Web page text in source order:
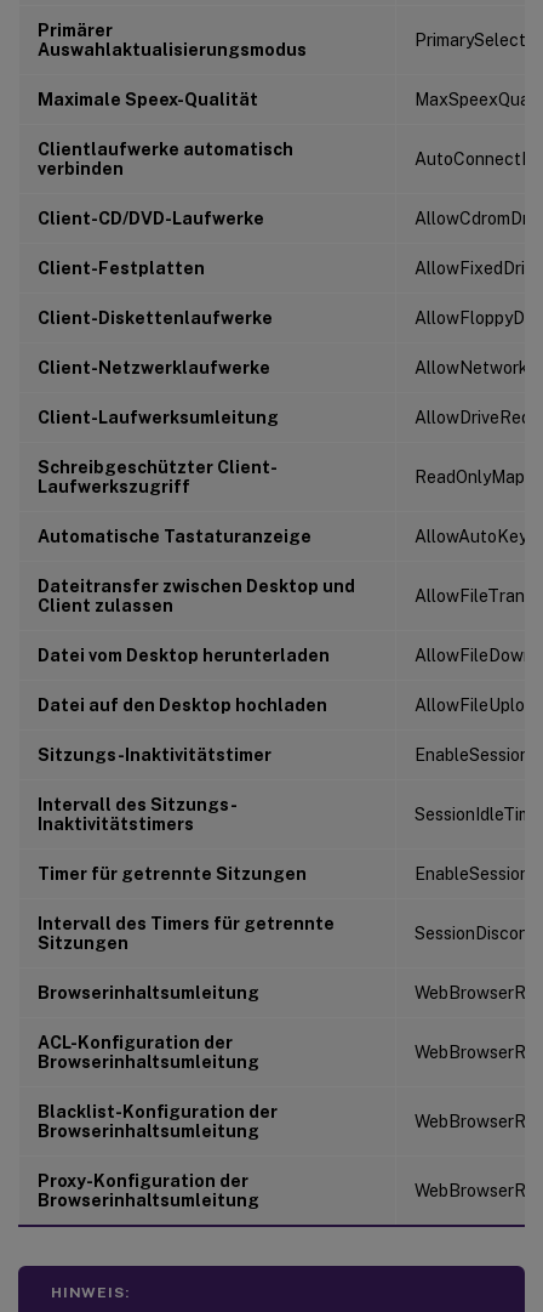
Primärer
Auswahlaktualisierungsmodus
Maximale Speex-Qualität
Clientlaufwerke automatisch
verbinden
Client-CD/DVD-Laufwerke
Client-Festplatten
Client-Diskettenlaufwerke
Client-Netzwerklaufwerke
Client-Laufwerksumleitung AllowDriveRedir
Schreibgeschützter Client-
Laufwerkszugriff
Automatische Tastaturanzeige
Dateitransfer zwischen Desktop und
Client zulassen
Datei vom Desktop herunterladen
Datei auf den Desktop hochladen AllowFileUpload
Sitzungs-Inaktivitätstimer
Intervall des Sitzungs-
Inaktivitätstimers
Timer für getrennte Sitzungen
Intervall des Timers für getrennte
Sitzungen
Browserinhaltsumleitung
ACL-Konfiguration der
Browserinhaltsumleitung
Blacklist-Konfiguration der
Browserinhaltsumleitung
Proxy-Konfiguration der
Browserinhaltsumleitung
HINWEIS: